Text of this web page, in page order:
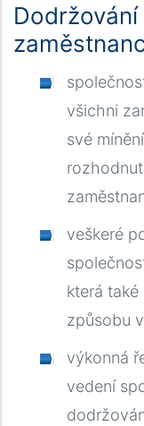
všichni
své
veškeré
která
způsobu
výkonná
vedení